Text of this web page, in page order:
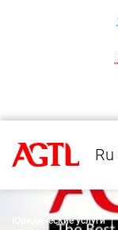
Ru
Юридические услуги |